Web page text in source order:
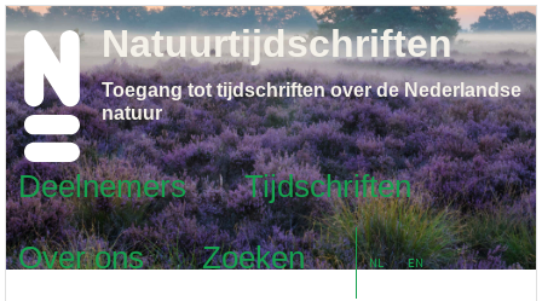
Deelnemers
Tijdschriften
Over ons
Zoeken NL EN
Natuurtijdschriften
Toegang tot tijdschriften over de Nederlandse
natuur